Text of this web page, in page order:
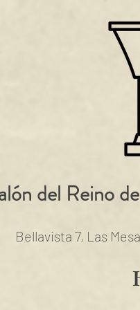
del Reino
Bellavista 7, Las